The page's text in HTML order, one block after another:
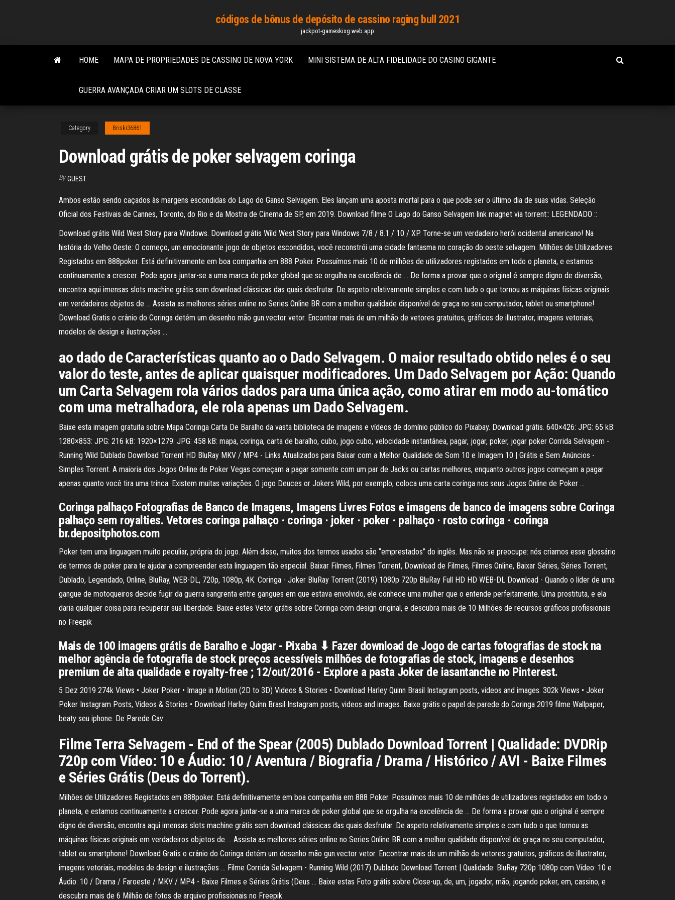
content
códigos de bônus de depósito de cassino raging bull 2021
jackpot-gameskixg.web.app
HOME MAPA DE PROPRIEDADES DE CASSINO DE NOVA YORK MINI SISTEMA DE ALTA FIDELIDADE DO CASINO GIGANTE
GUERRA AVANÇADA CRIAR UM SLOTS DE CLASSE
Category Briski36861
Download grátis de poker selvagem coringa
By GUEST
Ambos estão sendo caçados às margens escondidas do Lago do Ganso Selvagem. Eles lançam uma aposta mortal para o que pode ser o último dia de suas vidas. Seleção
Oficial dos Festivais de Cannes, Toronto, do Rio e da Mostra de Cinema de SP, em 2019. Download filme O Lago do Ganso Selvagem link magnet via torrent:: LEGENDADO ::
Download grátis Wild West Story para Windows. Download grátis Wild West Story para Windows 7/8 / 8.1 / 10 / XP. Torne-se um verdadeiro herói ocidental americano! Na
história do Velho Oeste: O começo, um emocionante jogo de objetos escondidos, você reconstrói uma cidade fantasma no coração do oeste selvagem. Milhões de Utilizadores
Registados em 888poker. Está definitivamente em boa companhia em 888 Poker. Possuímos mais 10 de milhões de utilizadores registados em todo o planeta, e estamos
continuamente a crescer. Pode agora juntar-se a uma marca de poker global que se orgulha na excelência de … De forma a provar que o original é sempre digno de diversão,
encontra aqui imensas slots machine grátis sem download clássicas das quais desfrutar. De aspeto relativamente simples e com tudo o que tornou as máquinas físicas originais
em verdadeiros objetos de … Assista as melhores séries online no Series Online BR com a melhor qualidade disponível de graça no seu computador, tablet ou smartphone!
Download Gratis o crânio do Coringa detém um desenho mão gun.vector vetor. Encontrar mais de um milhão de vetores gratuitos, gráficos de illustrator, imagens vetoriais,
modelos de design e ilustrações …
ao dado de Características quanto ao o Dado Selvagem. O maior resultado obtido neles é o seu
valor do teste, antes de aplicar quaisquer modificadores. Um Dado Selvagem por Ação: Quando
um Carta Selvagem rola vários dados para uma única ação, como atirar em modo au-tomático
com uma metralhadora, ele rola apenas um Dado Selvagem.
Baixe esta imagem gratuita sobre Mapa Coringa Carta De Baralho da vasta biblioteca de imagens e vídeos de domínio público do Pixabay. Download grátis. 640×426: JPG: 65 kB:
1280×853: JPG: 216 kB: 1920×1279: JPG: 458 kB: mapa, coringa, carta de baralho, cubo, jogo cubo, velocidade instantânea, pagar, jogar, poker, jogar poker Corrida Selvagem -
Running Wild Dublado Download Torrent HD BluRay MKV / MP4 - Links Atualizados para Baixar com a Melhor Qualidade de Som 10 e Imagem 10 | Grátis e Sem Anúncios -
Simples Torrent. A maioria dos Jogos Online de Poker Vegas começam a pagar somente com um par de Jacks ou cartas melhores, enquanto outros jogos começam a pagar
apenas quanto você tira uma trinca. Existem muitas variações. O jogo Deuces or Jokers Wild, por exemplo, coloca uma carta coringa nos seus Jogos Online de Poker …
Coringa palhaço Fotografias de Banco de Imagens, Imagens Livres Fotos e imagens de banco de imagens sobre Coringa
palhaço sem royalties. Vetores coringa palhaço · coringa · joker · poker · palhaço · rosto coringa · coringa
br.depositphotos.com
Poker tem uma linguagem muito peculiar, própria do jogo. Além disso, muitos dos termos usados são “emprestados” do inglês. Mas não se preocupe: nós criamos esse glossário
de termos de poker para te ajudar a compreender esta linguagem tão especial. Baixar Filmes, Filmes Torrent, Download de Filmes, Filmes Online, Baixar Séries, Séries Torrent,
Dublado, Legendado, Online, BluRay, WEB-DL, 720p, 1080p, 4K. Coringa - Joker BluRay Torrent (2019) 1080p 720p BluRay Full HD HD WEB-DL Download - Quando o líder de uma
gangue de motoqueiros decide fugir da guerra sangrenta entre gangues em que estava envolvido, ele conhece uma mulher que o entende perfeitamente. Uma prostituta, e ela
daria qualquer coisa para recuperar sua liberdade. Baixe estes Vetor grátis sobre Coringa com design original, e descubra mais de 10 Milhões de recursos gráficos profissionais
no Freepik
Mais de 100 imagens grátis de Baralho e Jogar - Pixaba ⬇ Fazer download de Jogo de cartas fotografias de stock na
melhor agência de fotografia de stock preços acessíveis milhões de fotografias de stock, imagens e desenhos
premium de alta qualidade e royalty-free ; 12/out/2016 - Explore a pasta Joker de iasantanche no Pinterest.
5 Dez 2019 274k Views • Joker Poker • Image in Motion (2D to 3D) Videos & Stories • Download Harley Quinn Brasil Instagram posts, videos and images. 302k Views • Joker
Poker Instagram Posts, Videos & Stories • Download Harley Quinn Brasil Instagram posts, videos and images. Baixe grátis o papel de parede do Coringa 2019 filme Wallpaper,
beaty seu iphone. De Parede Cav
Filme Terra Selvagem - End of the Spear (2005) Dublado Download Torrent | Qualidade: DVDRip
720p com Vídeo: 10 e Áudio: 10 / Aventura / Biografia / Drama / Histórico / AVI - Baixe Filmes
e Séries Grátis (Deus do Torrent).
Milhões de Utilizadores Registados em 888poker. Está definitivamente em boa companhia em 888 Poker. Possuímos mais 10 de milhões de utilizadores registados em todo o
planeta, e estamos continuamente a crescer. Pode agora juntar-se a uma marca de poker global que se orgulha na excelência de … De forma a provar que o original é sempre
digno de diversão, encontra aqui imensas slots machine grátis sem download clássicas das quais desfrutar. De aspeto relativamente simples e com tudo o que tornou as
máquinas físicas originais em verdadeiros objetos de … Assista as melhores séries online no Series Online BR com a melhor qualidade disponível de graça no seu computador,
tablet ou smartphone! Download Gratis o crânio do Coringa detém um desenho mão gun.vector vetor. Encontrar mais de um milhão de vetores gratuitos, gráficos de illustrator,
imagens vetoriais, modelos de design e ilustrações … Filme Corrida Selvagem - Running Wild (2017) Dublado Download Torrent | Qualidade: BluRay 720p 1080p com Vídeo: 10 e
Áudio: 10 / Drama / Faroeste / MKV / MP4 - Baixe Filmes e Séries Grátis (Deus … Baixe estas Foto grátis sobre Close-up, de, um, jogador, mão, jogando poker, em, cassino, e
descubra mais de 6 Milhão de fotos de arquivo profissionais no Freepik